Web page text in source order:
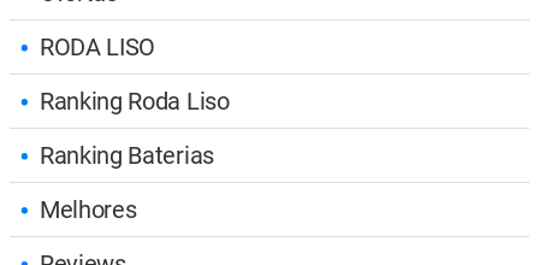
RODA LISO
Ranking Roda Liso
Ranking Baterias
Melhores